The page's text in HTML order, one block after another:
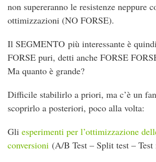
non supereranno le resistenze neppure
ottimizzazioni (NO FORSE).
Il SEGMENTO più interessante è
FORSE puri, detti anche FORSE
Ma quanto è grande?
Difficile stabilirlo a priori, ma c’è un
scoprirlo a posteriori, poco alla volta:
Gli esperimenti per l’ottimizzazione
conversioni (A/B Test – Split test –